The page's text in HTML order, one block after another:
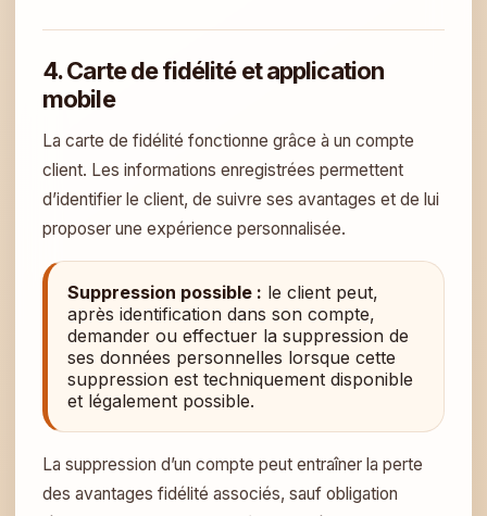
4. Carte de fidélité et application
mobile
La carte de fidélité fonctionne grâce à un compte
client. Les informations enregistrées permettent
d’identifier le client, de suivre ses avantages et de lui
proposer une expérience personnalisée.
Suppression possible : le client peut,
après identification dans son compte,
demander ou effectuer la suppression de
ses données personnelles lorsque cette
suppression est techniquement disponible
et légalement possible.
La suppression d’un compte peut entraîner la perte
des avantages fidélité associés, sauf obligation